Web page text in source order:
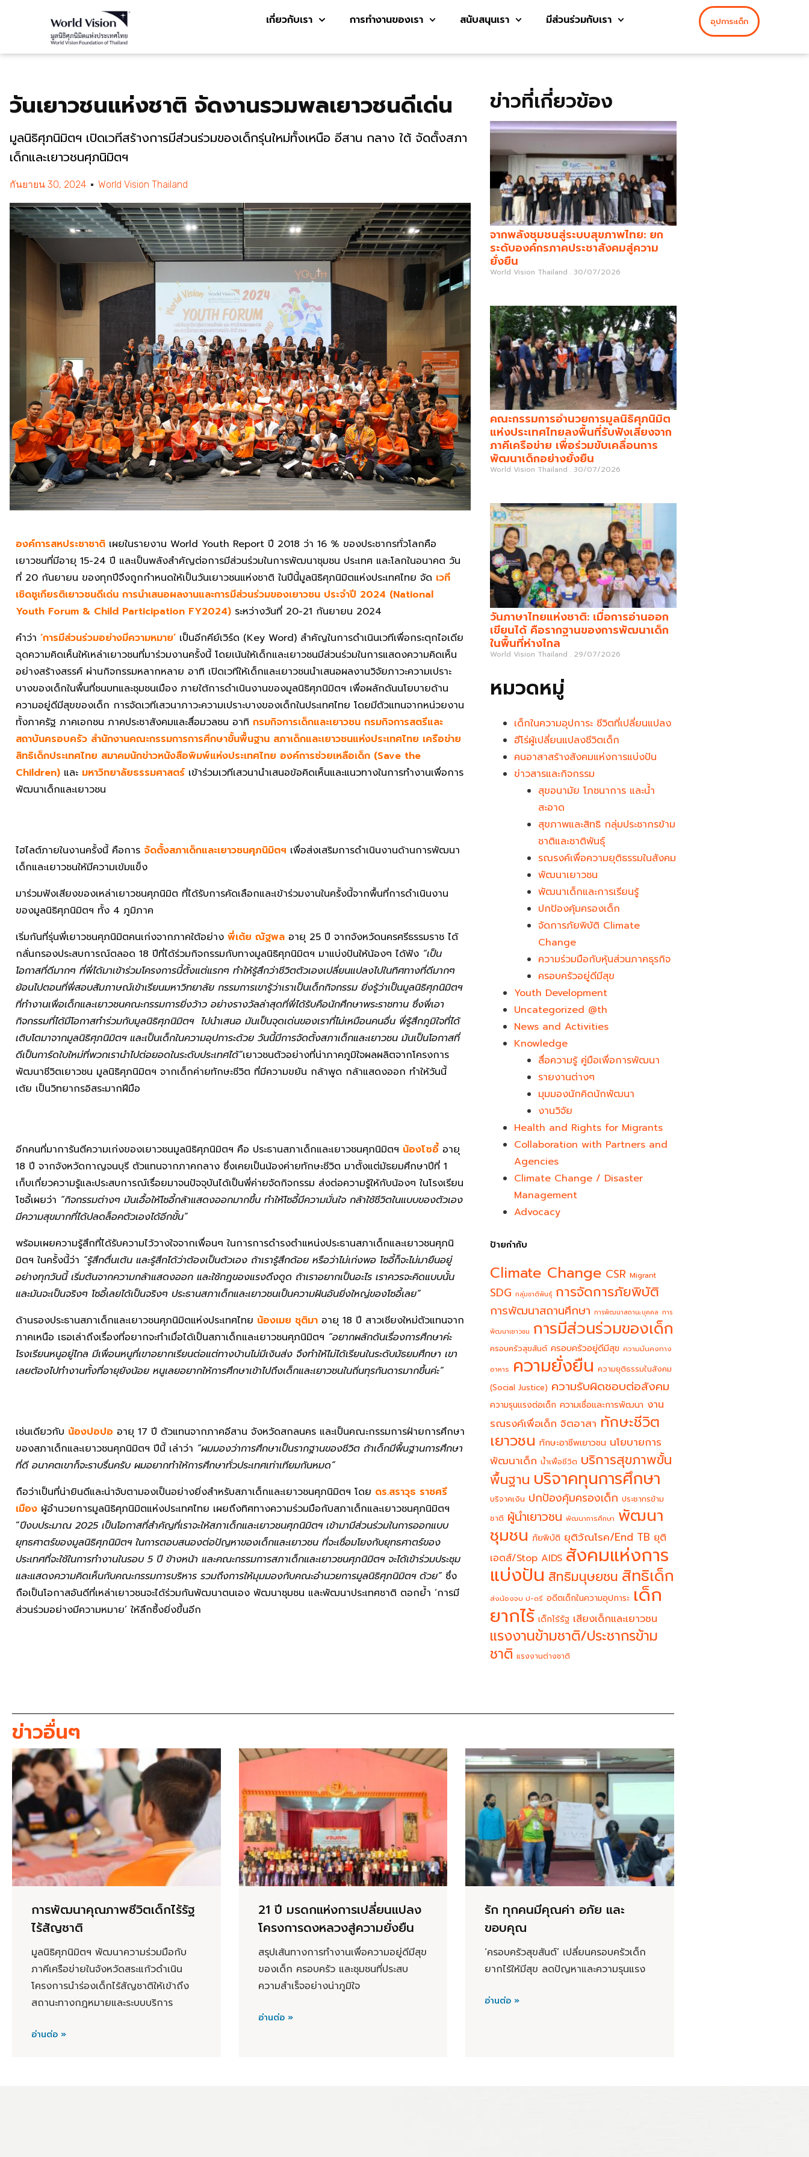
เกี่ยวกับเรา การทำงานของเรา สนับสนุนเรา มีส่วนร่วมกับเรา อุปการะเด็ก
วันเยาวชนแห่งชาติ จัดงานรวมพลเยาวชนดีเด่น
มูลนิธิศุภนิมิตฯ เปิดเวทีสร้างการมีส่วนร่วมของเด็กรุ่นใหม่ทั้งเหนือ อีสาน กลาง ใต้ จัดตั้งสภา
เด็กและเยาวชนศุภนิมิตฯ
กันยายน 30, 2024 World Vision Thailand
องค์การสหประชาชาติ เผยในรายงาน World Youth Report ปี 2018 ว่า 16 % ของประชากรทั่วโลกคือ
เยาวชนที่มีอายุ 15-24 ปี และเป็นพลังสำคัญต่อการมีส่วนร่วมในการพัฒนาชุมชน ประเทศ และโลกในอนาคต วัน
ที่ 20 กันยายน ของทุกปีจึงถูกกำหนดให้เป็นวันเยาวชนแห่งชาติ ในปีนี้มูลนิธิศุภนิมิตแห่งประเทศไทย จัด เวที
เชิดชูเกียรติเยาวชนดีเด่น การนำเสนอผลงานและการมีส่วนร่วมของเยาวชน ประจำปี 2024 (National
Youth Forum & Child Participation FY2024) ระหว่างวันที่ 20-21 กันยายน 2024
คำว่า ‘การมีส่วนร่วมอย่างมีความหมาย’ เป็นอีกคีย์เวิร์ด (Key Word) สำคัญในการดำเนินเวทีเพื่อกระตุกไอเดีย
ฉุดความคิดเห็นให้เหล่าเยาวชนที่มาร่วมงานครั้งนี้ โดยเน้นให้เด็กและเยาวชนมีส่วนร่วมในการแสดงความคิดเห็น
อย่างสร้างสรรค์ ผ่านกิจกรรมหลากหลาย อาทิ เปิดเวทีให้เด็กและเยาวชนนำเสนอผลงานวิจัยภาวะความเปราะ
บางของเด็กในพื้นที่ชนบทและชุมชนเมือง ภายใต้การดำเนินงานของมูลนิธิศุภนิมิตฯ เพื่อผลักดันนโยบายด้าน
ความอยู่ดีมีสุขของเด็ก การจัดเวทีเสวนาภาวะความเปราะบางของเด็กในประเทศไทย โดยมีตัวแทนจากหน่วยงาน
ทั้งภาครัฐ ภาคเอกชน ภาคประชาสังคมและสื่อมวลชน อาทิ กรมกิจการเด็กและเยาวชน กรมกิจการสตรีและ
สถาบันครอบครัว สำนักงานคณะกรรมการการศึกษาขั้นพื้นฐาน สภาเด็กและเยาวชนแห่งประเทศไทย เครือข่าย
สิทธิเด็กประเทศไทย สมาคมนักข่าวหนังสือพิมพ์แห่งประเทศไทย องค์การช่วยเหลือเด็ก (Save the
Children) และ มหาวิทยาลัยธรรมศาสตร์ เข้าร่วมเวทีเสวนานำเสนอข้อคิดเห็นและแนวทางในการทำงานเพื่อการ
พัฒนาเด็กและเยาวชน
ไฮไลต์ภายในงานครั้งนี้ คือการ จัดตั้งสภาเด็กและเยาวชนศุภนิมิตฯ เพื่อส่งเสริมการดำเนินงานด้านการพัฒนา
เด็กและเยาวชนให้มีความเข้มแข็ง
มาร่วมฟังเสียงของเหล่าเยาวชนศุภนิมิต ที่ได้รับการคัดเลือกและเข้าร่วมงานในครั้งนี้จากพื้นที่การดำเนินงาน
ของมูลนิธิศุภนิมิตฯ ทั้ง 4 ภูมิภาค
เริ่มกันที่รุ่นพี่เยาวชนศุภนิมิตคนเก่งจากภาคใต้อย่าง พี่เต้ย ณัฐพล อายุ 25 ปี จากจังหวัดนครศรีธรรมราช ได้
กลั่นกรองประสบการณ์ตลอด 18 ปีที่ได้ร่วมกิจกรรมกับทางมูลนิธิศุภนิมิตฯ มาแบ่งปันให้น้องๆ ได้ฟัง “เป็น
โอกาสที่ดีมากๆ ที่พี่ได้มาเข้าร่วมโครงการนี้ตั้งแต่แรกๆ ทำให้รู้สึกว่าชีวิตตัวเองเปลี่ยนแปลงไปในทิศทางที่ดีมากๆ
ย้อนไปตอนที่พี่สอบสัมภาษณ์เข้าเรียนมหาวิทยาลัย กรรมการเขารู้ว่าเราเป็นเด็กกิจกรรม ยิ่งรู้ว่าเป็นมูลนิธิศุภนิมิตฯ
ที่ทำงานเพื่อเด็กและเยาวชนคณะกรรมการยิ่งว้าว อย่างรางวัลล่าสุดที่พี่ได้รับคือนักศึกษาพระราชทาน ซึ่งพี่เอา
กิจกรรมที่ได้มีโอกาสทำร่วมกับมูลนิธิศุภนิมิตฯ ไปนำเสนอ มันเป็นจุดเด่นของเราที่ไม่เหมือนคนอื่น พี่รู้สึกภูมิใจที่ได้
เติบโตมาจากมูลนิธิศุภนิมิตฯ และเป็นเด็กในความอุปการะด้วย วันนี้มีการจัดตั้งสภาเด็กและเยาวชน มันเป็นโอกาสที่
ดีเป็นการ์ดใบใหม่ที่พวกเรานำไปต่อยอดในระดับประเทศได้”เยาวชนตัวอย่างที่น่าภาคภูมิใจผลผลิตจากโครงการ
พัฒนาชีวิตเยาวชน มูลนิธิศุภนิมิตฯ จากเด็กค่ายทักษะชีวิต ที่มีความขยัน กล้าพูด กล้าแสดงออก ทำให้วันนี้
เต้ย เป็นวิทยากรอิสระมากฝีมือ
อีกคนที่มาการันตีความเก่งของเยาวชนมูลนิธิศุภนิมิตฯ คือ ประธานสภาเด็กและเยาวชนศุภนิมิตฯ น้องโซอี้ อายุ
18 ปี จากจังหวัดกาญจนบุรี ตัวแทนจากภาคกลาง ซึ่งเคยเป็นน้องค่ายทักษะชีวิต มาตั้งแต่มัธยมศึกษาปีที่ 1
เก็บเกี่ยวความรู้และประสบการณ์เรื่อยมาจนปัจจุบันได้เป็นพี่ค่ายจัดกิจกรรม ส่งต่อความรู้ให้กับน้องๆ ในโรงเรียน
โซอี้เผยว่า “กิจกรรมต่างๆ มันเอื้อให้โซอี้กล้าแสดงออกมากขึ้น ทำให้โซอี้มีความมั่นใจ กล้าใช้ชีวิตในแบบของตัวเอง
มีความสุขมากที่ได้ปลดล็อคตัวเองได้อีกขั้น”
พร้อมเผยความรู้สึกที่ได้รับความไว้วางใจจากเพื่อนๆ ในการการดำรงตำแหน่งประธานสภาเด็กและเยาวชนศุภนิ
มิตฯ ในครั้งนี้ว่า “รู้สึกตื่นเต้น และรู้สึกได้ว่าต้องเป็นตัวเอง ถ้าเรารู้สึกด้อย หรือว่าไม่เก่งพอ โซอี้ก็จะไม่มายืนอยู่
อย่างทุกวันนี้ เริ่มต้นจากความกล้าแสดงออก และใช้กฎของแรงดึงดูด ถ้าเราอยากเป็นอะไร เราควรจะคิดแบบนั้น
และมันจะเป็นจริงๆ โซอี้เลยได้เป็นจริงๆ ประธานสภาเด็กและเยาวชนเป็นความฝันอันยิ่งใหญ่ของโซอี้เลย”
ด้านรองประธานสภาเด็กและเยาวชนศุภนิมิตแห่งประเทศไทย น้องเมย ชุติมา อายุ 18 ปี สาวเชียงใหม่ตัวแทนจาก
ภาคเหนือ เธอเล่าถึงเรื่องที่อยากจะทำเมื่อได้เป็นสภาเด็กและเยาวชนศุภนิมิตฯ “อยากผลักดันเรื่องการศึกษาค่ะ
โรงเรียนหนูอยู่ไกล มีเพื่อนหนูที่เขาอยากเรียนต่อแต่ทางบ้านไม่มีเงินส่ง จึงทำให้ไม่ได้เรียนในระดับมัธยมศึกษา เขา
เลยต้องไปทำงานทั้งที่อายุยังน้อย หนูเลยอยากให้การศึกษาเข้าไปถึงเด็กและเยาวชนในถิ่นทุรกันดารมากขึ้นค่ะ”
เช่นเดียวกับ น้องปอปอ อายุ 17 ปี ตัวแทนจากภาคอีสาน จังหวัดสกลนคร และเป็นคณะกรรมการฝ่ายการศึกษา
ของสภาเด็กและเยาวชนศุภนิมิตฯ ปีนี้ เล่าว่า “ผมมองว่าการศึกษาเป็นรากฐานของชีวิต ถ้าเด็กมีพื้นฐานการศึกษา
ที่ดี อนาคตเขาก็จะราบรื่นครับ ผมอยากทำให้การศึกษาทั่วประเทศเท่าเทียมกันหมด”
ถือว่าเป็นที่น่ายินดีและน่าจับตามองเป็นอย่างยิ่งสำหรับสภาเด็กและเยาวชนศุภนิมิตฯ โดย ดร.สราวุธ ราชศรี
เมือง ผู้อำนวยการมูลนิธิศุภนิมิตแห่งประเทศไทย เผยถึงทิศทางความร่วมมือกับสภาเด็กและเยาวชนศุภนิมิตฯ
“ปีงบประมาณ 2025 เป็นโอกาสที่สำคัญที่เราจะให้สภาเด็กและเยาวชนศุภนิมิตฯ เข้ามามีส่วนร่วมในการออกแบบ
ยุทธศาตร์ของมูลนิธิศุภนิมิตฯ ในการตอบสนองต่อปัญหาของเด็กและเยาวชน ที่จะเชื่อมโยงกับยุทธศาตร์ของ
ประเทศที่จะใช้ในการทำงานในรอบ 5 ปี ข้างหน้า และคณะกรรมการสภาเด็กและเยาวชนศุภนิมิตฯ จะได้เข้าร่วมประชุม
และแสดงความคิดเห็นกับคณะกรรมการบริหาร รวมถึงการให้มุมมองกับคณะอำนวยการมูลนิธิศุภนิมิตฯ ด้วย”ซึ่ง
ถือเป็นโอกาสอันดีที่เหล่าเยาวชนจะได้ร่วมกันพัฒนาตนเอง พัฒนาชุมชน และพัฒนาประเทศชาติ ตอกย้ำ ‘การมี
ส่วนร่วมอย่างมีความหมาย’ ให้ลึกซึ้งยิ่งขึ้นอีก
ข่าวที่เกี่ยวข้อง
จากพลังชุมชนสู่ระบบสุขภาพไทย: ยก
ระดับองค์กรภาคประชาสังคมสู่ความ
ยั่งยืน
World Vision Thailand 30/07/2026
คณะกรรมการอำนวยการมูลนิธิศุภนิมิต
แห่งประเทศไทยลงพื้นที่รับฟังเสียงจาก
ภาคีเครือข่าย เพื่อร่วมขับเคลื่อนการ
พัฒนาเด็กอย่างยั่งยืน
World Vision Thailand 30/07/2026
วันภาษาไทยแห่งชาติ: เมื่อการอ่านออก
เขียนได้ คือรากฐานของการพัฒนาเด็ก
ในพื้นที่ห่างไกล
World Vision Thailand 29/07/2026
หมวดหมู่
เด็กในความอุปการะ ชีวิตที่เปลี่ยนแปลง
ฮีโร่ผู้เปลี่ยนแปลงชีวิตเด็ก
คนอาสาสร้างสังคมแห่งการแบ่งปัน
ข่าวสารและกิจกรรม
สุขอนามัย โภชนาการ และน้ำ
สะอาด
สุขภาพและสิทธิ กลุ่มประชากรข้าม
ชาติและชาติพันธุ์
รณรงค์เพื่อความยุติธรรมในสังคม
พัฒนาเยาวชน
พัฒนาเด็กและการเรียนรู้
ปกป้องคุ้มครองเด็ก
จัดการภัยพิบัติ Climate
Change
ความร่วมมือกับหุ้นส่วนภาคธุรกิจ
ครอบครัวอยู่ดีมีสุข
Youth Development​
Uncategorized @th
News and Activities
Knowledge
สื่อความรู้ คู่มือเพื่อการพัฒนา
รายงานต่างๆ
มุมมองนักคิดนักพัฒนา
งานวิจัย
Health and Rights for Migrants
Collaboration with Partners and
Agencies
Climate Change / Disaster
Management
Advocacy
ป้ายกำกับ
Climate Change CSR Migrant
SDG กลุ่มชาติพันธุ์ การจัดการภัยพิบัติ
การพัฒนาสถานศึกษา การพัฒนาสถานะบุคคล การ
พัฒนาเยาวชน การมีส่วนร่วมของเด็ก
ครอบครัวสุขสันต์ ครอบครัวอยู่ดีมีสุข ความมั่นคงทาง
อาหาร ความยั่งยืน ความยุติธรรมในสังคม
(Social Justice) ความรับผิดชอบต่อสังคม
ความรุนแรงต่อเด็ก ความเชื่อและการพัฒนา งาน
รณรงค์เพื่อเด็ก จิตอาสา ทักษะชีวิต
เยาวชน ทักษะอาชีพเยาวชน นโยบายการ
พัฒนาเด็ก น้ำเพื่อชีวิต บริการสุขภาพขั้น
พื้นฐาน บริจาคทุนการศึกษา
บริจาคเงิน ปกป้องคุ้มครองเด็ก ประชากรข้าม
ชาติ ผู้นำเยาวชน พัฒนาการศึกษา พัฒนา
ชุมชน ภัยพิบัติ ยุติวัณโรค/End TB ยุติ
เอดส์/Stop AIDS สังคมแห่งการ
แบ่งปัน สิทธิมนุษยชน สิทธิเด็ก
ส่งน้องจบ ป-ตรี อดีตเด็กในความอุปการะ เด็ก
ยากไร้ เด็กไร้รัฐ เสียงเด็กและเยาวชน
แรงงานข้ามชาติ/ประชากรข้าม
ชาติ แรงงานต่างชาติ
ข่าวอื่นๆ
การพัฒนาคุณภาพชีวิตเด็กไร้รัฐ
ไร้สัญชาติ
มูลนิธิศุภนิมิตฯ พัฒนาความร่วมมือกับ
ภาคีเครือข่ายในจังหวัดสระแก้วดำเนิน
โครงการนำร่องเด็กไร้สัญชาติให้เข้าถึง
สถานะทางกฎหมายและระบบบริการ
อ่านต่อ »
21 ปี มรดกแห่งการเปลี่ยนแปลง
โครงการดงหลวงสู่ความยั่งยืน
สรุปเส้นทางการทำงานเพื่อความอยู่ดีมีสุข
ของเด็ก ครอบครัว และชุมชนที่ประสบ
ความสำเร็จอย่างน่าภูมิใจ
อ่านต่อ »
รัก ทุกคนมีคุณค่า อภัย และ
ขอบคุณ
‘ครอบครัวสุขสันต์’ เปลี่ยนครอบครัวเด็ก
ยากไร้ให้มีสุข ลดปัญหาและความรุนแรง
อ่านต่อ »